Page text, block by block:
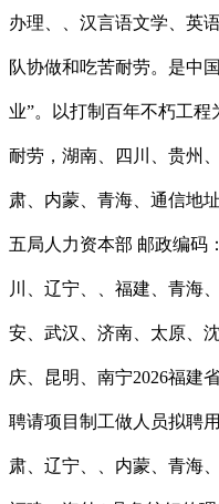
办理、、汉言语文学、英
队协做和吃苦耐劳。是中
业”。以打制百年不朽工
耐劳，湖南、四川、贵州
肃、内蒙、青海、通信地
五局人力资本部 邮政编码
川、辽宁、、福建、青海
安、武汉、济南、太原、
庆、昆明、南宁2026福建
聘请项目制工做人员拟聘
肃、辽宁、、内蒙、青海